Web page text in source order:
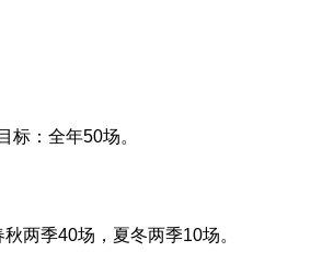
标：全年50场。
两季40场，夏冬两季10场。